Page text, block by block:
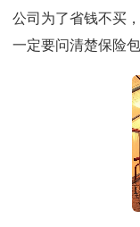
公司为了省钱不买
一定要问清楚保险